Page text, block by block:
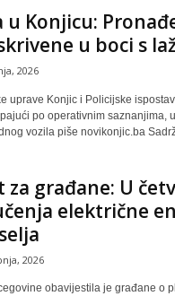
u Konjicu:
u boci s
2026
uprave Konjic i Policijske
po operativnim saznanjima,
vozila piše novikonjic.ba
za građane: U
električne
2026
obavijestila je građane o